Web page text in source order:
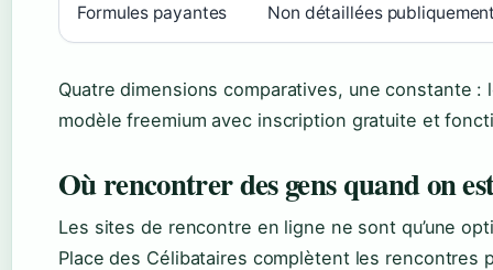
Formules payantes Non détaillées
Quatre dimensions comparatives, une constante
modèle freemium avec inscription gratuite et
Où rencontrer des gens quand on
Les sites de rencontre en ligne ne sont qu’une
Place des Célibataires complètent les rencontres